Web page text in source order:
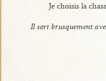
Je choisis la
Il sort brusquement